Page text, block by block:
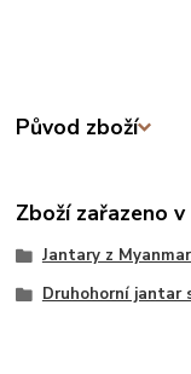
Původ zboží
Zboží zařazeno
Jantary z
Druhohorní jantar